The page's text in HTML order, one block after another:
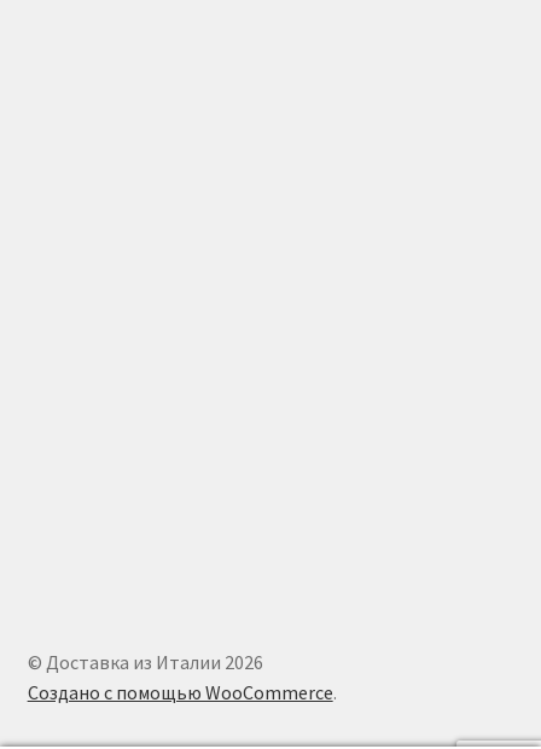
© Доставка из Италии 2026
Создано с помощью WooCommerce.